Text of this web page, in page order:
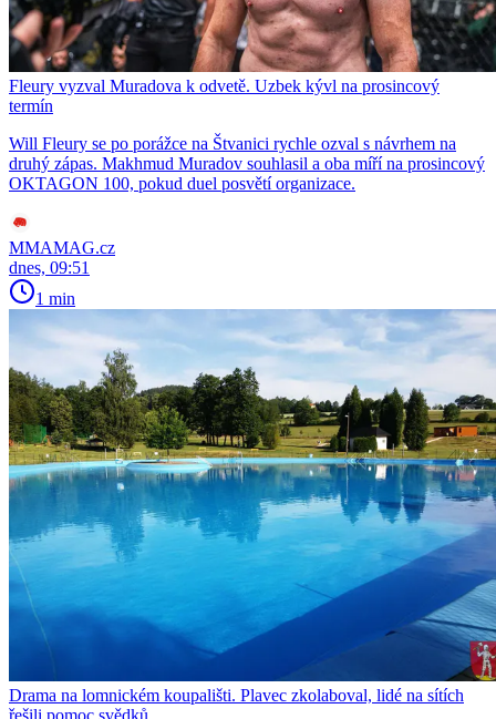
Fleury vyzval Muradova k odvetě. Uzbek kývl na prosincový
termín
Will Fleury se po porážce na Štvanici rychle ozval s návrhem na
druhý zápas. Makhmud Muradov souhlasil a oba míří na prosincový
OKTAGON 100, pokud duel posvětí organizace.
MMAMAG.cz
dnes, 09:51
1 min
Drama na lomnickém koupališti. Plavec zkolaboval, lidé na sítích
řešili pomoc svědků